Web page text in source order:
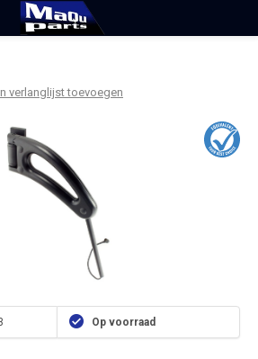
verlanglijst toevoegen
Op voorraad